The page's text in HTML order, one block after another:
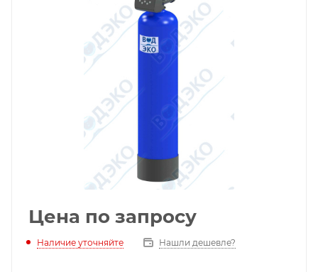
Цена по запросу
Наличие уточняйте Нашли дешевле?